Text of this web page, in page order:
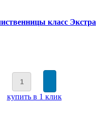
класс Экстра
купить в 1 клик